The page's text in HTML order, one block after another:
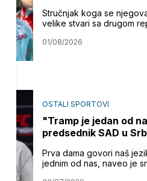
Stručnjak koga se
velike stvari sa drugom
01/08/2026
OSTALI SPORTOVI
"Tramp je jedan od
predsednik SAD u
Prva dama govori naš
jednim od nas, naveo je